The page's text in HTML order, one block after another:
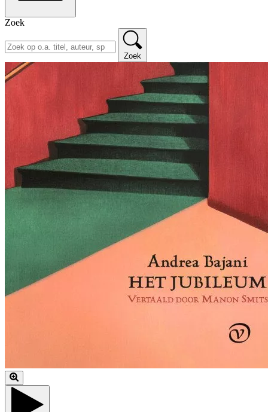
Zoek
Zoek